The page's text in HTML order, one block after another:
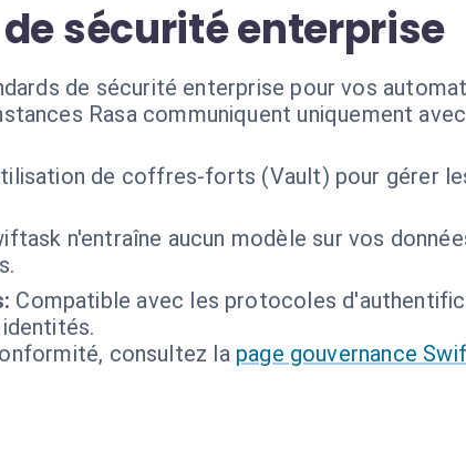
sécurité enterprise
de sécurité enterprise pour vos
Rasa communiquent uniquement
de coffres-forts (Vault) pour gérer
n'entraîne aucun modèle sur vos
Compatible avec les protocoles
consultez la page gouvernance